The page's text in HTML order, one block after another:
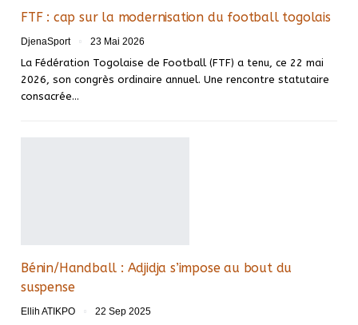
FTF : cap sur la modernisation du football togolais
DjenaSport 23 Mai 2026
La Fédération Togolaise de Football (FTF) a tenu, ce 22 mai
2026, son congrès ordinaire annuel. Une rencontre statutaire
consacrée…
Bénin/Handball : Adjidja s’impose au bout du
suspense
Ellih ATIKPO 22 Sep 2025